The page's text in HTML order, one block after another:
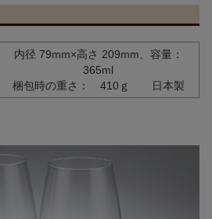
内径 79mm×高さ 209mm、容量：
365ml
梱包時の重さ： 410ｇ 日本製